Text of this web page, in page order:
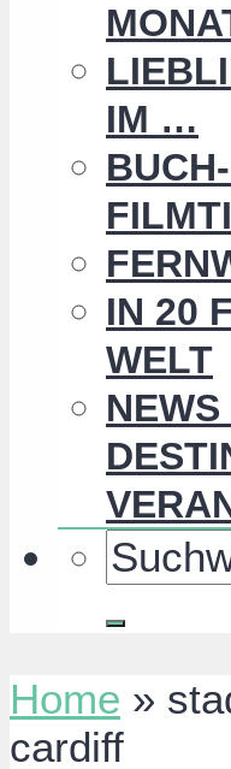
IM …
IN 20
WELT
NEWS
Home »
cardiff